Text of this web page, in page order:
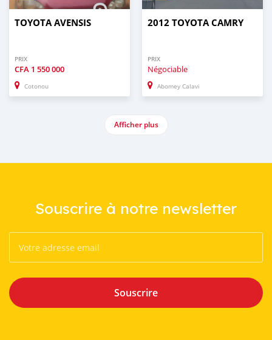
TOYOTA AVENSIS
PRIX
CFA 1 550 000
Cotonou
2012 TOYOTA CAMRY
PRIX
Négociable
Abomey Calavi
Afficher plus
Souscrire à notre newsletter
Souscrire